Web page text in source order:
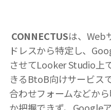
CONNECTUSは、Web
ドレスから特定し、
させてLooker Studio上
きるBtoB向けサービス
合わせフォームなどか